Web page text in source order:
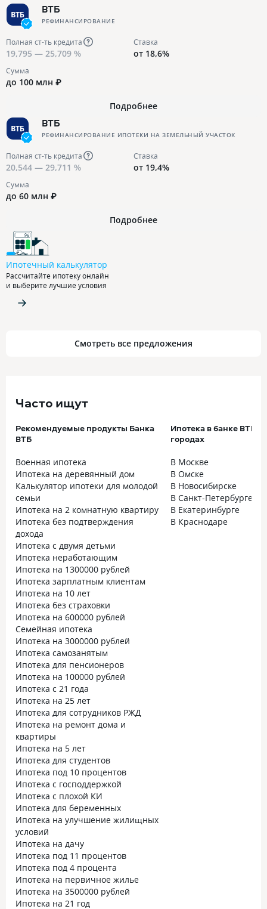
ВТБ
РЕФИНАНСИРОВАНИЕ
Полная ст-ть кредита
19,795 — 25,709 %
Ставка
от 18,6%
Сумма
до 100 млн ₽
Подробнее
ВТБ
РЕФИНАНСИРОВАНИЕ ИПОТЕКИ НА ЗЕМЕЛЬНЫЙ УЧАСТОК
Полная ст-ть кредита
20,544 — 29,711 %
Ставка
от 19,4%
Сумма
до 60 млн ₽
Подробнее
Ипотечный калькулятор
Рассчитайте ипотеку онлайн
и выберите лучшие условия
Смотреть все предложения
Часто ищут
Рекомендуемые продукты Банка
ВТБ
Военная ипотека
Ипотека на деревянный дом
Калькулятор ипотеки для молодой
семьи
Ипотека на 2 комнатную квартиру
Ипотека без подтверждения
дохода
Ипотека с двумя детьми
Ипотека неработающим
Ипотека на 1300000 рублей
Ипотека зарплатным клиентам
Ипотека на 10 лет
Ипотека без страховки
Ипотека на 600000 рублей
Семейная ипотека
Ипотека на 3000000 рублей
Ипотека самозанятым
Ипотека для пенсионеров
Ипотека на 100000 рублей
Ипотека с 21 года
Ипотека на 25 лет
Ипотека для сотрудников РЖД
Ипотека на ремонт дома и
квартиры
Ипотека на 5 лет
Ипотека для студентов
Ипотека под 10 процентов
Ипотека с господдержкой
Ипотека с плохой КИ
Ипотека для беременных
Ипотека на улучшение жилищных
условий
Ипотека на дачу
Ипотека под 11 процентов
Ипотека под 4 процента
Ипотека на первичное жилье
Ипотека на 3500000 рублей
Ипотека на 21 год
Ипотека в банке ВТБ в
городах
В Москве
В Омске
В Новосибирске
В Санкт-Петербурге
В Екатеринбурге
В Краснодаре